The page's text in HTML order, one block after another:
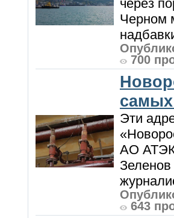
через
Черном
700
Эти
АО АТЭК
Зеленов
643